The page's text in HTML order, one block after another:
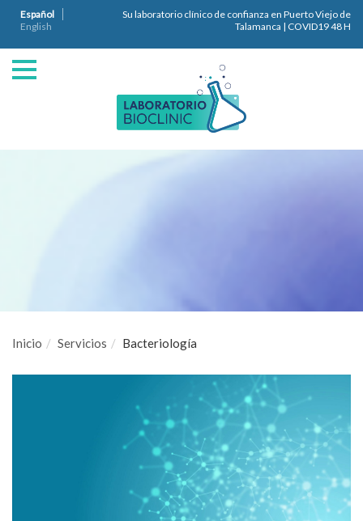
Español
English
Su laboratorio clínico de confianza en Puerto Viejo de
Talamanca | COVID19 48 H
Inicio Servicios Bacteriología